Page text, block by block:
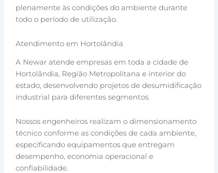
plenamente às condições do ambiente durante
todo o período de utilização.
Atendimento em Hortolândia
A Newar atende empresas em toda a cidade de
Hortolândia, Região Metropolitana e interior do
estado, desenvolvendo projetos de desumidificação
industrial para diferentes segmentos.
Nossos engenheiros realizam o dimensionamento
técnico conforme as condições de cada ambiente,
especificando equipamentos que entregam
desempenho, economia operacional e
confiabilidade.